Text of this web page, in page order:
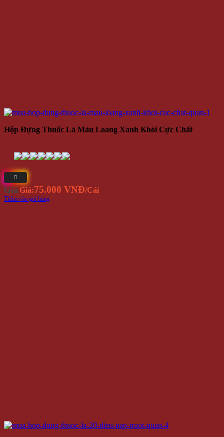
Hộp Đựng Thuốc Lá Màu Loang Xanh Khói Cực Chất
Giá Giá:75.000 VNĐ/Cái
Thêm vào giỏ hàng